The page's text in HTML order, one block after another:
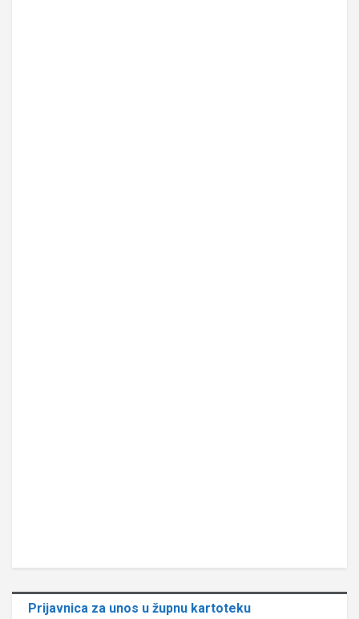
Prijavnica za unos u župnu kartoteku